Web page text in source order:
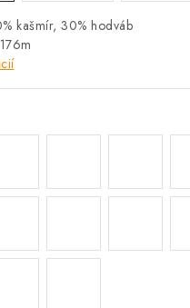
kašmír, 30% hodváb